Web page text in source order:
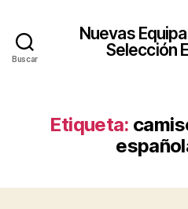
Buscar
Nuevas
Selección
Etiqueta: